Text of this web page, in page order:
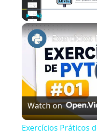
Watch on
Exercícios Práticos